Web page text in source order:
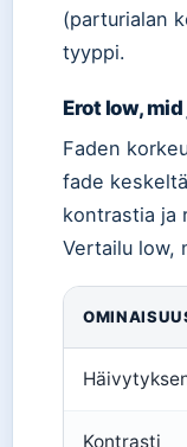
(parturialan
tyyppi.
Erot low,
Faden
fade
kontrastia ja
Vertailu low,
Vertailu low,
Kontrasti